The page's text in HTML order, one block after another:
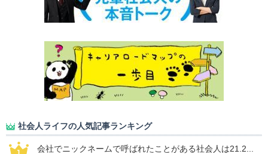
社会人ライフの人気記事ランキング
会社でニックネームで呼ばれたことがある社会人は21.2...